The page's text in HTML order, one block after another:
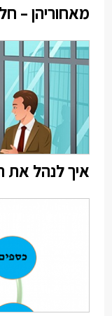
מאחוריהן –
איך לנהל